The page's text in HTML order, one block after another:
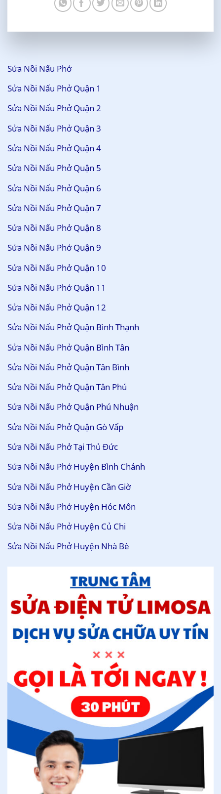
Sửa Nồi Nấu Phở
Sửa Nồi Nấu Phở Quận 1
Sửa Nồi Nấu Phở Quận 2
Sửa Nồi Nấu Phở Quận 3
Sửa Nồi Nấu Phở Quận 4
Sửa Nồi Nấu Phở Quận 5
Sửa Nồi Nấu Phở Quận 6
Sửa Nồi Nấu Phở Quận 7
Sửa Nồi Nấu Phở Quận 8
Sửa Nồi Nấu Phở Quận 9
Sửa Nồi Nấu Phở Quận 10
Sửa Nồi Nấu Phở Quận 11
Sửa Nồi Nấu Phở Quận 12
Sửa Nồi Nấu Phở Quận Bình Thạnh
Sửa Nồi Nấu Phở Quận Bình Tân
Sửa Nồi Nấu Phở Quận Tân Bình
Sửa Nồi Nấu Phở Quận Tân Phú
Sửa Nồi Nấu Phở Quận Phú Nhuận
Sửa Nồi Nấu Phở Quận Gò Vấp
Sửa Nồi Nấu Phở Tại Thủ Đức
Sửa Nồi Nấu Phở Huyện Bình Chánh
Sửa Nồi Nấu Phở Huyện Cần Giờ
Sửa Nồi Nấu Phở Huyện Hóc Môn
Sửa Nồi Nấu Phở Huyện Củ Chi
Sửa Nồi Nấu Phở Huyện Nhà Bè